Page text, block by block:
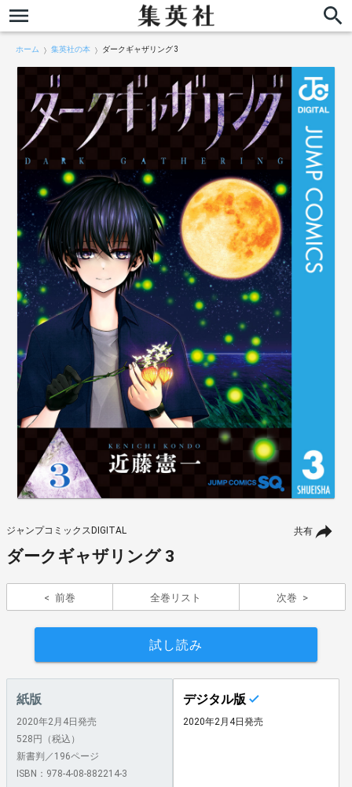
ホーム 集英社の本 ダークギャザリング 3
共有
ジャンプコミックスDIGITAL
ダークギャザリング 3
前巻 全巻リスト 次巻
試し読み
紙版
2020年2月4日発売
528円（税込）
新書判／196ページ
ISBN：978-4-08-882214-3
デジタル版
2020年2月4日発売